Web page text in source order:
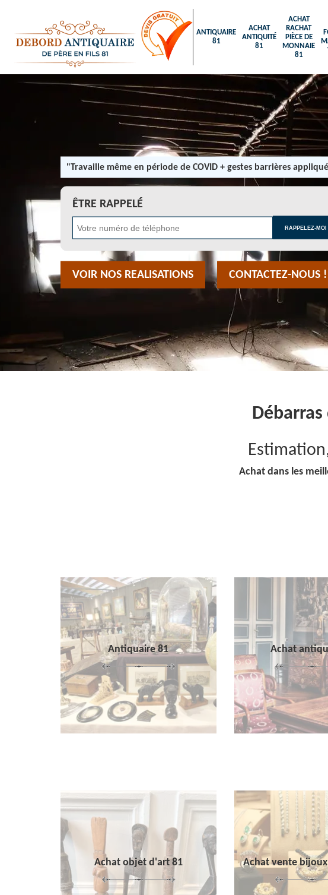
ANTIQUAIRE
81
ACHAT
ANTIQUITÉ
81
ACHAT
RACHAT
PIÈCE DE
MONNAIE
81
"Travaille même en période de COVID + gestes barrières
ÊTRE RAPPELÉ
VOIR NOS REALISATIONS CONTACTEZ-NOUS !
Achat dans les
Antiquaire 81 Achat
Achat objet d'art 81 Achat vente